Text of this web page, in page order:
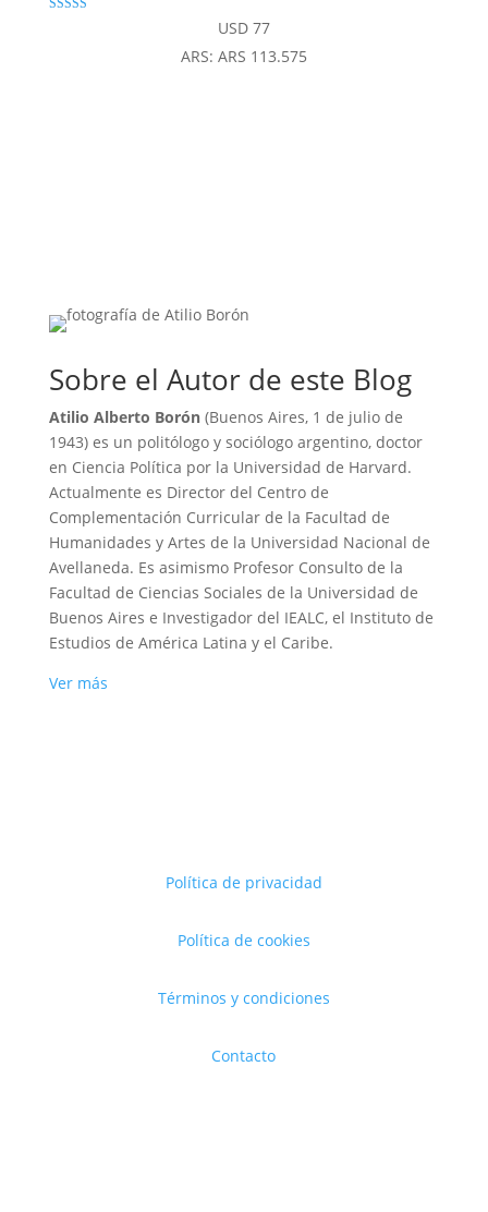
USD77
ARS: ARS 113.575
Sobre el Autor de este Blog
Atilio Alberto Borón(Buenos Aires, 1 de julio de
1943) es un politólogo y sociólogo argentino, doctor
en Ciencia Política por la Universidad de Harvard.
Actualmente es Director del Centro de
Complementación Curricular de la Facultad de
Humanidades y Artes de la Universidad Nacional de
Avellaneda. Es asimismo Profesor Consulto de la
Facultad de Ciencias Sociales de la Universidad de
Buenos Aires e Investigador del IEALC, el Instituto de
Estudios de América Latina y el Caribe.
Ver más
Política de privacidad
Política de cookies
Términos y condiciones
Contacto